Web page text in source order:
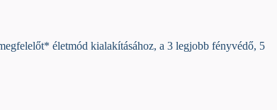
életmód kialakításához, a 3 legjobb fényvédő, 5